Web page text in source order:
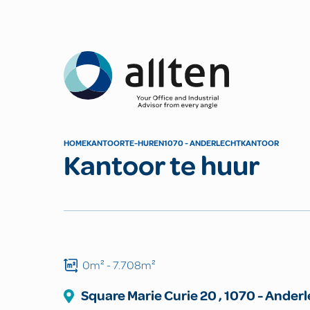
Allten
HOMEKANTOORTE-HUREN1070 - ANDERLECHTKANTOOR
Kantoor te huur
0m²- 7.708m²
Square Marie Curie20,1070-